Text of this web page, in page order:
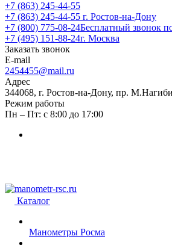
+7 (863) 245-44-55
+7 (863) 245-44-55 г. Ростов-на-Дону
+7 (800) 775-08-24Бесплатный звонок
+7 (495) 151-88-24г. Москва
Заказать звонок
E-mail
2454455@mail.ru
Адрес
344068, г. Ростов-на-Дону, пр.
Режим работы
Пн – Пт: с 8:00 до 17:00
Каталог
Манометры Росма